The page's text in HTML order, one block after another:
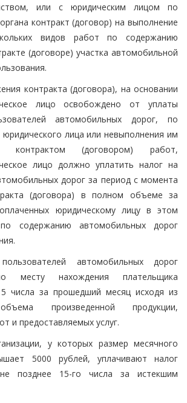
или с юридическим лицом по
контракт (договор) на выполнение
видов работ по содержанию
(договоре) участка автомобильной
контракта (договора), на основании
лицо освобождено от уплаты
автомобильных дорог, по
юридического лица или невыполнения им
контрактом (договором) работ,
лицо должно уплатить налог на
дорог за период с момента
(договора) в полном объеме за
юридическому лицу в этом
содержанию автомобильных дорог
автомобильных дорог
месту нахождения плательщика
числа за прошедший месяц исходя из
произведенной продукции,
и предоставляемых услуг.
у которых размер месячного
5000 рублей, уплачивают налог
позднее 15-го числа за истекшим